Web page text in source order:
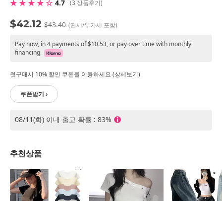
★ ★ ★ ★ ☆ 4.7 (3 상품후기)
$42.12 $43.40 (관세/부가세 포함)
Pay now, in 4 payments of $10.53, or pay over time with monthly
financing.
첫구매시 10% 할인 쿠폰을 이용하세요 (상세보기)
쿠폰받기 ›
08/11(화) 이내 출고 확률 : 83%
추천상품